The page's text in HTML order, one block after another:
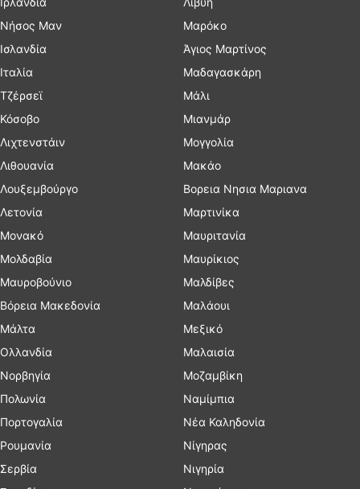
Νήσος Μαν
Ισλανδία
Ιταλία
Τζέρσεϊ
Κόσοβο
Λιχτενστάιν
Λιθουανία
Λουξεμβούργο
Λετονία
Μονακό
Μολδαβία
Μαυροβούνιο
Βόρεια Μακεδονία
Μάλτα
Ολλανδία
Νορβηγία
Πολωνία
Πορτογαλία
Ρουμανία
Σερβία
Μαρόκο
Άγιος Μαρτίνος
Μαδαγασκάρη
Μάλι
Μιανμάρ
Μογγολία
Μακάο
Βορεια Νησια Μαριανα
Μαρτινίκα
Μαυριτανία
Μαυρίκιος
Μαλδίβες
Μαλάουι
Μεξικό
Μαλαισία
Μοζαμβίκη
Ναμίμπια
Νέα Καληδονία
Νίγηρας
Νιγηρία